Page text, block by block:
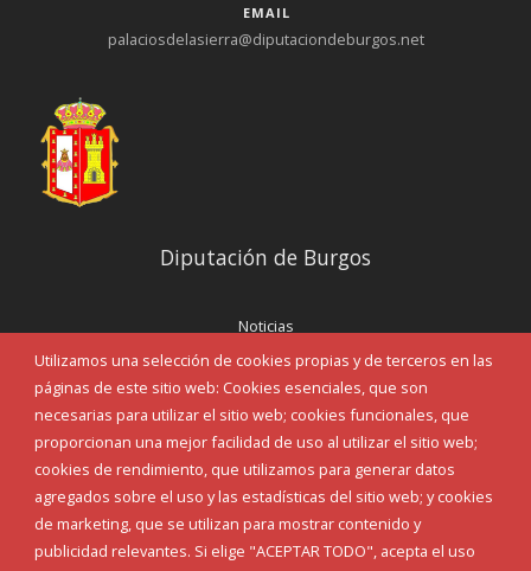
Utilizamos una selección de cookies propias y de terceros en las
páginas de este sitio web: Cookies esenciales, que son
necesarias para utilizar el sitio web; cookies funcionales, que
proporcionan una mejor facilidad de uso al utilizar el sitio web;
cookies de rendimiento, que utilizamos para generar datos
agregados sobre el uso y las estadísticas del sitio web; y cookies
de marketing, que se utilizan para mostrar contenido y
publicidad relevantes. Si elige "ACEPTAR TODO", acepta el uso
EMAIL
palaciosdelasierra@diputaciondeburgos.net
Diputación de Burgos
Noticias
Eventos
Corporación Municipal
Teléfonos de interés
INICIAR SESIÓN
MAPA WEB